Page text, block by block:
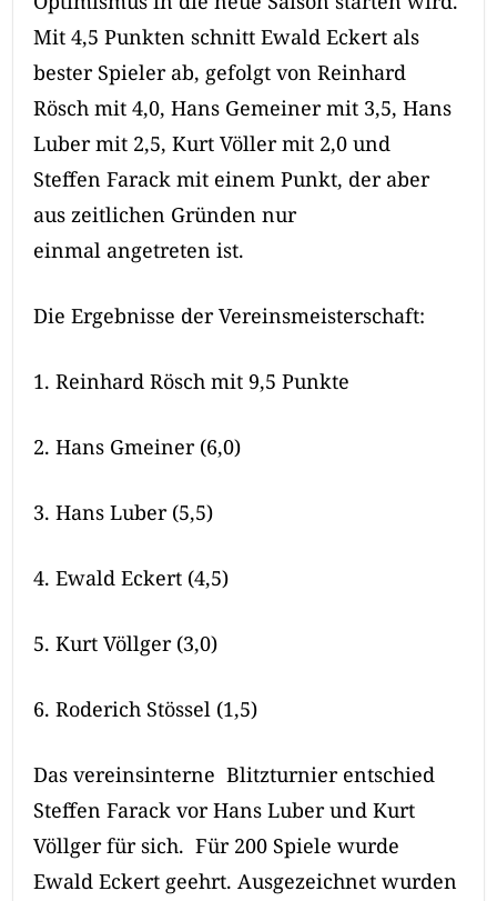
Mit 4,5 Punkten schnitt Ewald Eckert als
bester Spieler ab, gefolgt von Reinhard
Rösch mit 4,0, Hans Gemeiner mit 3,5, Hans
Luber mit 2,5, Kurt Völler mit 2,0 und
Steffen Farack mit einem Punkt, der aber
aus zeitlichen Gründen nur
einmal angetreten ist.
Die Ergebnisse der Vereinsmeisterschaft:
1. Reinhard Rösch mit 9,5 Punkte
2. Hans Gmeiner (6,0)
3. Hans Luber (5,5)
4. Ewald Eckert (4,5)
5. Kurt Völlger (3,0)
6. Roderich Stössel (1,5)
Das vereinsinterne Blitzturnier entschied
Steffen Farack vor Hans Luber und Kurt
Völlger für sich. Für 200 Spiele wurde
Ewald Eckert geehrt. Ausgezeichnet wurden